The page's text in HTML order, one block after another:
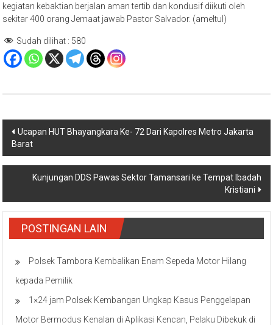
kegiatan kebaktian berjalan aman tertib dan kondusif diikuti oleh
sekitar 400 orang Jemaat jawab Pastor Salvador. (ameltul)
Sudah dilihat : 580
Navigasi
pos
Ucapan HUT Bhayangkara Ke- 72 Dari Kapolres Metro Jakarta
Barat
Kunjungan DDS Pawas Sektor Tamansari ke Tempat Ibadah
Kristiani
POSTINGAN LAIN
Polsek Tambora Kembalikan Enam Sepeda Motor Hilang
kepada Pemilik
1×24 jam Polsek Kembangan Ungkap Kasus Penggelapan
Motor Bermodus Kenalan di Aplikasi Kencan, Pelaku Dibekuk di